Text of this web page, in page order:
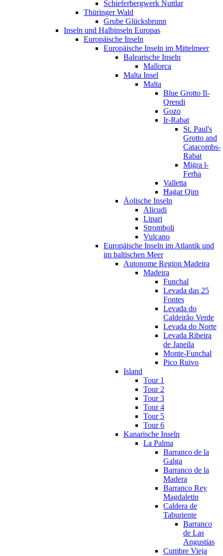
Schieferbergwerk Nuttlar
Thüringer Wald
Grube Glücksbrunn
Inseln und Halbinseln Europas
Europäische Inseln
Europäische Inseln im Mittelmeer
Balearische Inseln
Mallorca
Malta Insel
Malta
Blue Grotto Il-
Qrendi
Gozo
Ir-Rabat
St. Paul's
Grotto and
Catacombs-
Rabat
Miġra l-
Ferħa
Valletta
Ħaġar Qim
Äolische Inseln
Alicudi
Lipari
Stromboli
Vulcano
Europäische Inseln im Atlantik und
im baltischen Meer
Autonome Region Madeira
Madeira
Funchal
Levada das 25
Fontes
Levada do
Caldeirão Verde
Levada do Norte
Levada Ribeira
de Janeila
Monte-Funchal
Pico Ruivo
Island
Tour 1
Tour 2
Tour 3
Tour 4
Tour 5
Tour 6
Kanarische Inseln
La Palma
Barranco de la
Galga
Barranco de la
Madera
Barranco Rey
Magdaletin
Caldera de
Taburiente
Barranco
de Las
Angustias
Cumbre Vieja